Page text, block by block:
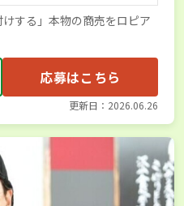
けする」本物の商売をロピア
応募はこちら
更新日：2026.06.26